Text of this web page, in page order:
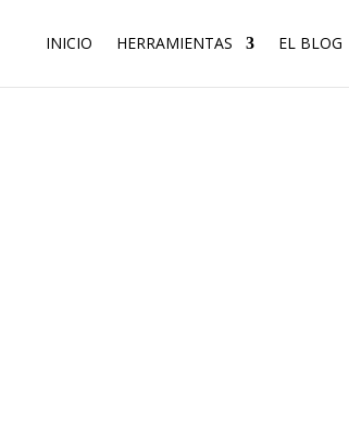
INICIO HERRAMIENTAS EL BLOG